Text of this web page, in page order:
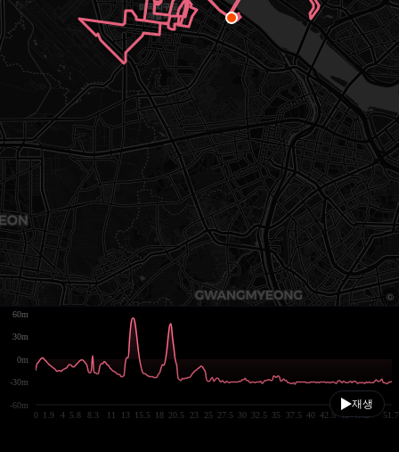
재생
0 1.9 4 5.8 8.3 11 13 15.5 18 20.5 23 25 27.5 30 32.5 35 37.5 40 42.5 45 47.5 51.7
-60m
-30m
0m
30m
60m